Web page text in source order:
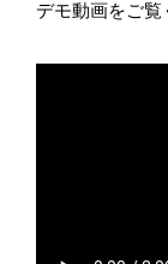
デモ動画をご覧